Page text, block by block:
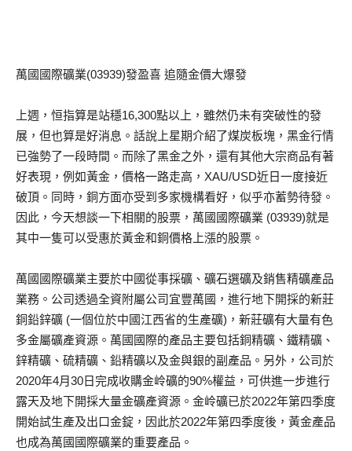
萬國國際礦業(03939)發盈喜 追隨金價大爆發
上週，恒指算是站穩16,300點以上，雖然仍未有突破性的發
展，但也算是好消息。話說上星期介紹了煤炭板塊，黑金行情
已強勢了一段時間。而除了黑金之外，還有其他大宗商品有著
好表現，例如黃金，價格一路走高，XAU/USD近日一度接近
破頂。同時，銅方面亦受到多家機構看好，似乎亦蓄勢待發。
因此，今天想談一下相關的股票，萬國國際礦業 (03939)就是
其中一隻可以受惠於黃金和銅價格上漲的股票。
萬國國際礦業主要於中國從事採礦、礦石選礦及銷售精礦產品
業務。公司透過全資附屬公司宜豐萬國，進行地下開採的新莊
銅鉛鋅礦 (一個位於中國江西省的生產礦)，新莊礦有大量有色
多金屬礦產資源。萬國國際的產品主要包括銅精礦、鐵精礦、
鋅精礦、硫精礦、鉛精礦以及金與銀的副產品。另外，公司於
2020年4月30日完成收購金岭礦的90%權益，可供進一步進行
露天及地下開採大量金礦產資源。金岭礦已於2022年第四季度
開始試生產及出口金錠，因此於2022年第四季度後，黃金產品
也成為萬國國際礦業的重要產品。